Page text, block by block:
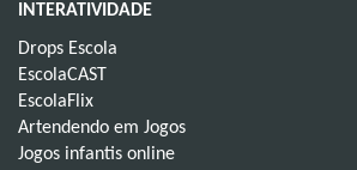
INTERATIVIDADE
Drops Escola
EscolaCAST
EscolaFlix
Artendendo em Jogos
Jogos infantis online